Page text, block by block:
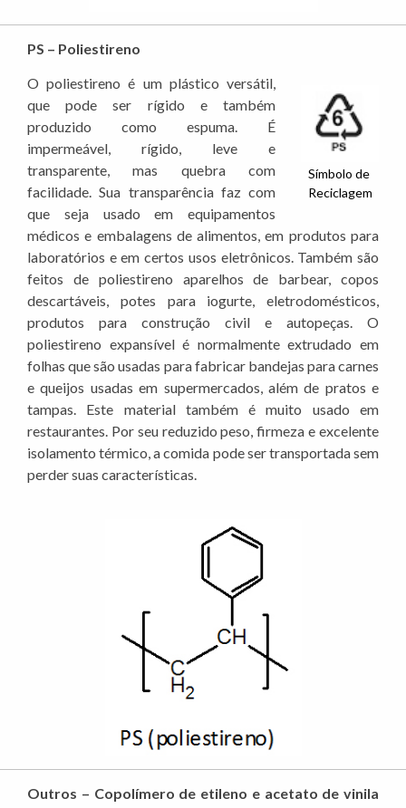
PS – Poliestireno
Símbolo de
Reciclagem
O poliestireno é um plástico versátil,
que pode ser rígido e também
produzido como espuma. É
impermeável, rígido, leve e
transparente, mas quebra com
facilidade. Sua transparência faz com
que seja usado em equipamentos
médicos e embalagens de alimentos, em produtos para
laboratórios e em certos usos eletrônicos. Também são
feitos de poliestireno aparelhos de barbear, copos
descartáveis, potes para iogurte, eletrodomésticos,
produtos para construção civil e autopeças. O
poliestireno expansível é normalmente extrudado em
folhas que são usadas para fabricar bandejas para carnes
e queijos usadas em supermercados, além de pratos e
tampas. Este material também é muito usado em
restaurantes. Por seu reduzido peso, firmeza e excelente
isolamento térmico, a comida pode ser transportada sem
perder suas características.
Outros – Copolímero de etileno e acetato de vinila